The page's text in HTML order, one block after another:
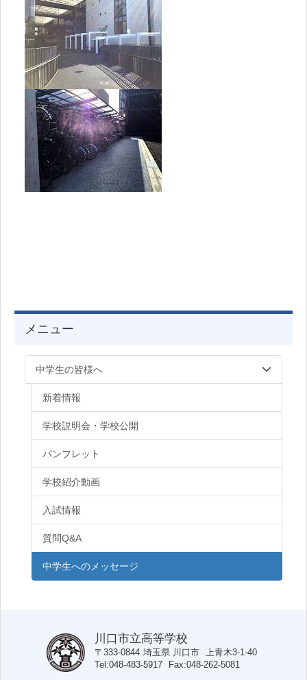
メニュー
中学生の皆様へ
新着情報
学校説明会・学校公開
パンフレット
学校紹介動画
入試情報
質問Q&A
中学生へのメッセージ
川口市立高等学校
〒333-0844 埼玉県 川口市 上青木3-1-40
Tel 048-483-5917 Fax 048-262-5081